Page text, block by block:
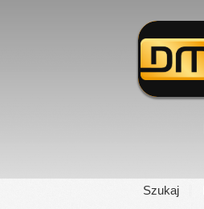
Szukaj